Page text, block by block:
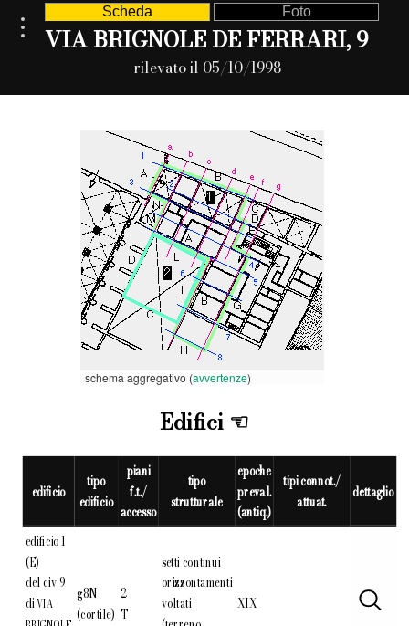
Scheda Foto
VIA BRIGNOLE DE FERRARI, 9
rilevato il 05/10/1998
schema aggregativo (avvertenze)
Edifici
edificio
tipo
edificio
piani
f.t./
accesso
tipo
strutturale
epoche
preval.
(antiq.)
tipi connot./
attuat.
dettaglio
edificio 1
(E)
del civ 9
diVIA
g8N
(cortile)
2
T
setti continui
orizzontamenti
voltati
XIX